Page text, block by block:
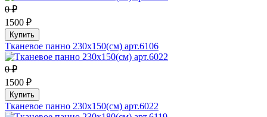
0 ₽
1500 ₽
Купить
Тканевое панно 230х150(см) арт.6106
0 ₽
1500 ₽
Купить
Тканевое панно 230х150(см) арт.6022